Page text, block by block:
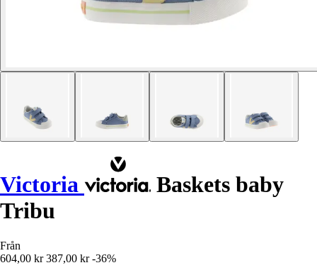
Victoria
Baskets baby
Tribu
Från
604,00 kr 387,00 kr -36%